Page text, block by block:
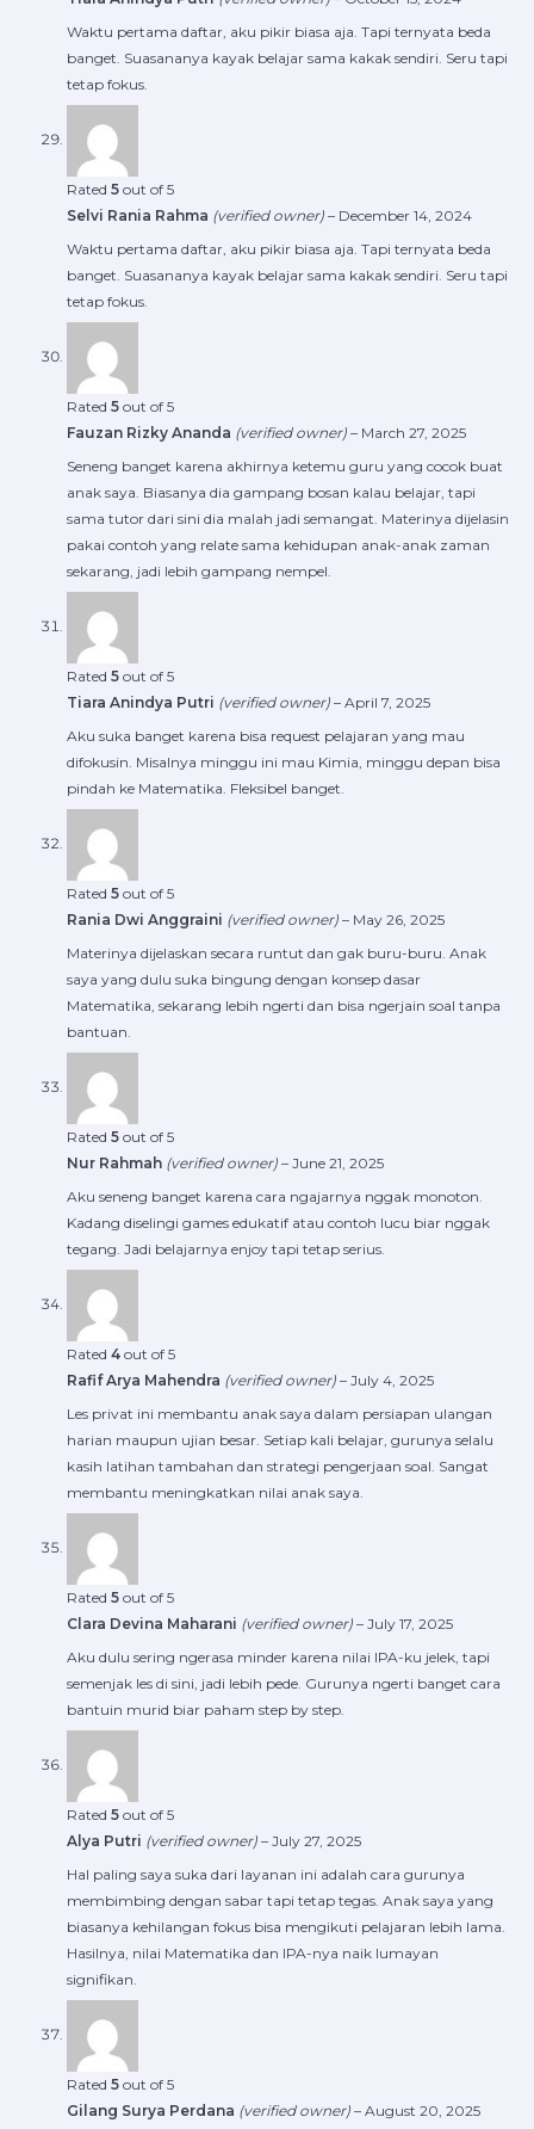
Waktu pertama daftar, aku pikir biasa aja. Tapi ternyata beda
banget. Suasananya kayak belajar sama kakak sendiri. Seru tapi
tetap fokus.
Rated 5 out of 5
Selvi Rania Rahma (verified owner) – December 14, 2024
Waktu pertama daftar, aku pikir biasa aja. Tapi ternyata beda
banget. Suasananya kayak belajar sama kakak sendiri. Seru tapi
tetap fokus.
Rated 5 out of 5
Fauzan Rizky Ananda (verified owner) – March 27, 2025
Seneng banget karena akhirnya ketemu guru yang cocok buat
anak saya. Biasanya dia gampang bosan kalau belajar, tapi
sama tutor dari sini dia malah jadi semangat. Materinya dijelasin
pakai contoh yang relate sama kehidupan anak-anak zaman
sekarang, jadi lebih gampang nempel.
Rated 5 out of 5
Tiara Anindya Putri (verified owner) – April 7, 2025
Aku suka banget karena bisa request pelajaran yang mau
difokusin. Misalnya minggu ini mau Kimia, minggu depan bisa
pindah ke Matematika. Fleksibel banget.
Rated 5 out of 5
Rania Dwi Anggraini (verified owner) – May 26, 2025
Materinya dijelaskan secara runtut dan gak buru-buru. Anak
saya yang dulu suka bingung dengan konsep dasar
Matematika, sekarang lebih ngerti dan bisa ngerjain soal tanpa
bantuan.
Rated 5 out of 5
Nur Rahmah (verified owner) – June 21, 2025
Aku seneng banget karena cara ngajarnya nggak monoton.
Kadang diselingi games edukatif atau contoh lucu biar nggak
tegang. Jadi belajarnya enjoy tapi tetap serius.
Rated 4 out of 5
Rafif Arya Mahendra (verified owner) – July 4, 2025
Les privat ini membantu anak saya dalam persiapan ulangan
harian maupun ujian besar. Setiap kali belajar, gurunya selalu
kasih latihan tambahan dan strategi pengerjaan soal. Sangat
membantu meningkatkan nilai anak saya.
Rated 5 out of 5
Clara Devina Maharani (verified owner) – July 17, 2025
Aku dulu sering ngerasa minder karena nilai IPA-ku jelek, tapi
semenjak les di sini, jadi lebih pede. Gurunya ngerti banget cara
bantuin murid biar paham step by step.
Rated 5 out of 5
Alya Putri (verified owner) – July 27, 2025
Hal paling saya suka dari layanan ini adalah cara gurunya
membimbing dengan sabar tapi tetap tegas. Anak saya yang
biasanya kehilangan fokus bisa mengikuti pelajaran lebih lama.
Hasilnya, nilai Matematika dan IPA-nya naik lumayan
signifikan.
Rated 5 out of 5
Gilang Surya Perdana (verified owner) – August 20, 2025